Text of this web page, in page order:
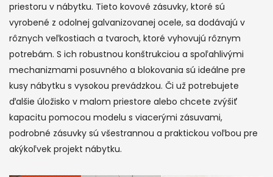
priestoru v nábytku. Tieto kovové zásuvky, ktoré sú
vyrobené z odolnej galvanizovanej ocele, sa dodávajú v
rôznych veľkostiach a tvaroch, ktoré vyhovujú rôznym
potrebám. S ich robustnou konštrukciou a spoľahlivými
mechanizmami posuvného a blokovania sú ideálne pre
kusy nábytku s vysokou prevádzkou. Či už potrebujete
ďalšie úložisko v malom priestore alebo chcete zvýšiť
kapacitu pomocou modelu s viacerými zásuvami,
podrobné zásuvky sú všestrannou a praktickou voľbou pre
akýkoľvek projekt nábytku.